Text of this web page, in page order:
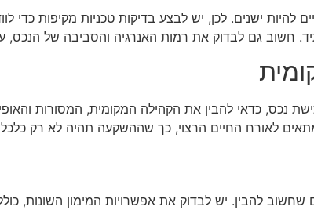
להיות ישנים. לכן, יש לבצע בדיקות טכניות מקיפות
חשוב גם לבדוק את רמות האנרגיה והסביבה של
נכס, כדאי להבין את הקהילה המקומית, המסורות
לאורח החיים הרצוי, כך שההשקעה תהיה לא רק
שחשוב להבין. יש לבדוק את אפשרויות המימון השונות,